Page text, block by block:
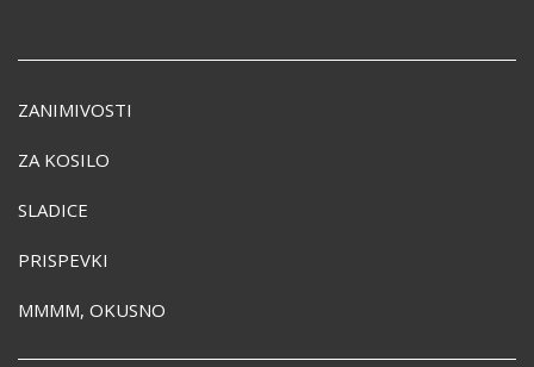
ZANIMIVOSTI
ZA KOSILO
SLADICE
PRISPEVKI
MMMM, OKUSNO